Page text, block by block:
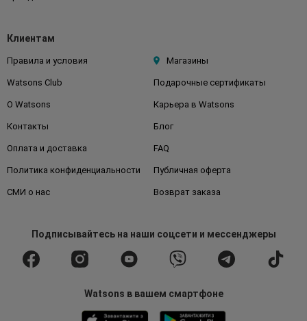
Клиентам
Правила и условия Магазины
Watsons Club Подарочные сертификаты
О Watsons Карьера в Watsons
Контакты Блог
Оплата и доставка FAQ
Политика конфиденциальности Публичная оферта
СМИ о нас Возврат заказа
Подписывайтесьна наши соцсети и мессенджеры
Watsons в вашем смартфоне